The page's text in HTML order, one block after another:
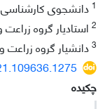
1 دانشجوی کارشناسی
2 استادیار گروه
3دانشیار گروه زراعت
چکیده